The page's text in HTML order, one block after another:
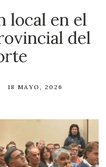
local en el
del
18 MAYO, 2026